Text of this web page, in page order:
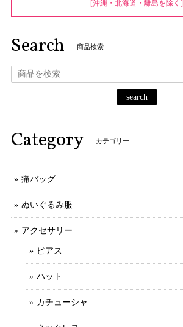
[沖縄・北海道・離島を除く]
Search 商品検索
search
Category カテゴリー
痛バッグ
ぬいぐるみ服
アクセサリー
ピアス
ハット
カチューシャ